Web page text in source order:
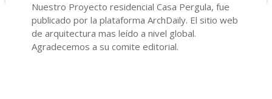
Nuestro Proyecto residencial Casa Pergula, fue
publicado por la plataforma ArchDaily. El sitio web
de arquitectura mas leído a nivel global.
Agradecemos a su comite editorial.